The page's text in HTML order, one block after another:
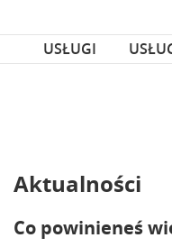
USŁUGI
Aktualności
Co powinieneś